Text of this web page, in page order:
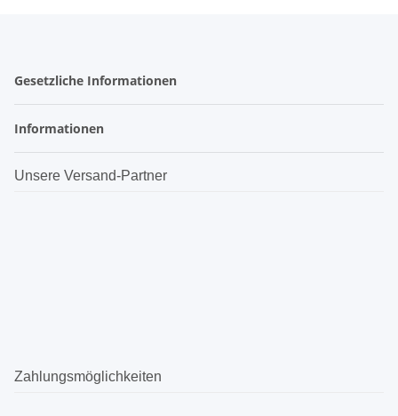
Gesetzliche Informationen
Informationen
Unsere Versand-Partner
Zahlungsmöglichkeiten